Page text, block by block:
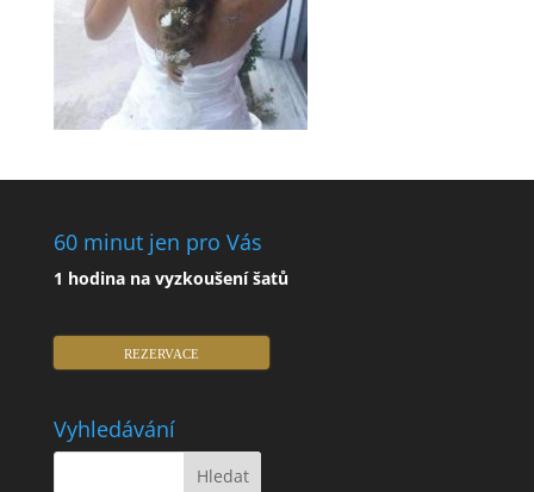
60 minut jen pro Vás
1 hodina na vyzkoušení šatů
REZERVACE
Vyhledávání